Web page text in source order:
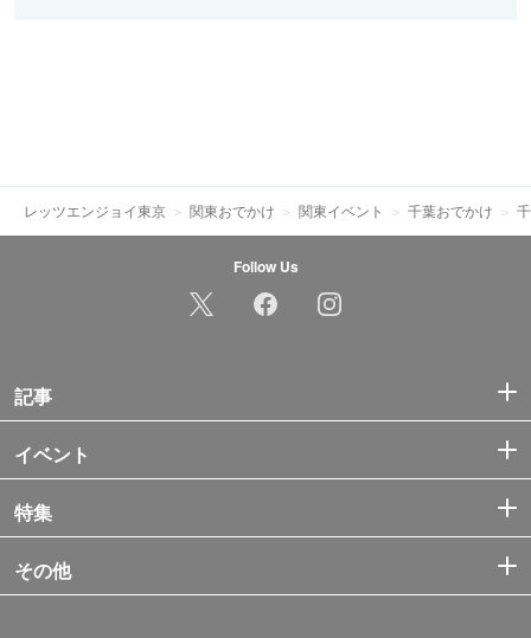
レッツエンジョイ東京 関東おでかけ 関東イベント 千葉おでかけ
Follow Us
記事
イベント
特集
その他